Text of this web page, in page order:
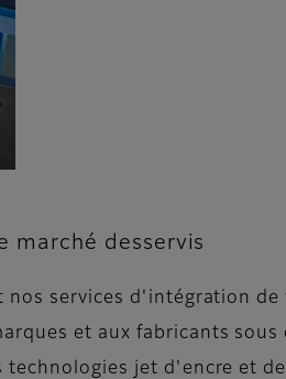
marché desservis
services d'intégration
et aux fabricants
jet d'encre et